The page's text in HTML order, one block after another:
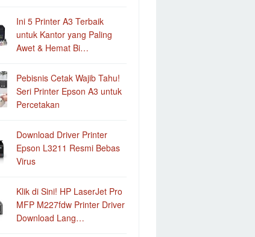
Ini 5 Printer A3 Terbaik
untuk Kantor yang Paling
Awet & Hemat Bi…
Pebisnis Cetak Wajib Tahu!
Seri Printer Epson A3 untuk
Percetakan
Download Driver Printer
Epson L3211 Resmi Bebas
Virus
Klik di Sini! HP LaserJet Pro
MFP M227fdw Printer Driver
Download Lang…